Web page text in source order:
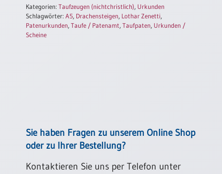
Restbestände
Bücher
Broschüren
Kategorien:Taufzeugen (nichtchristlich), Urkunden
Schlagwörter:A5, Drachensteigen, Lothar Zenetti,
Patenurkunden,Taufe / Patenamt,Taufpaten, Urkunden /
Scheine
Sie haben Fragen zu unserem Online Shop
oder zu Ihrer Bestellung?
Kontaktieren Sie uns per Telefon unter